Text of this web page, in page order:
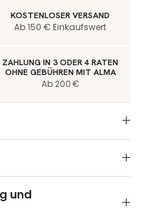
KOSTENLOSER VERSAND
Ab 150 € Einkaufswert
ZAHLUNG IN 3 ODER 4 RATEN
OHNE GEBÜHREN MIT ALMA
Ab 200 €
und